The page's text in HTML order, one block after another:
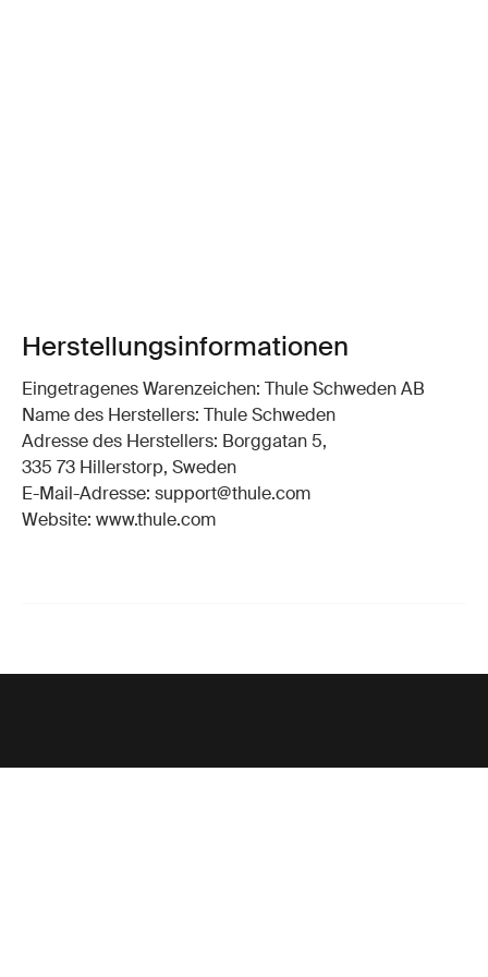
Herstellungsinformationen
Eingetragenes Warenzeichen: Thule Schweden AB
Name des Herstellers: Thule Schweden
Adresse des Herstellers: Borggatan 5,
335 73 Hillerstorp, Sweden
E-Mail-Adresse: support@thule.com
Website: www.thule.com